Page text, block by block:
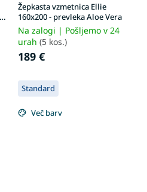
Žepkasta vzmetnica Ellie
160x200 - prevleka Aloe Vera
Na zalogi | Pošljemo v 24
urah (5 kos.)
189 €
Standard
Več barv